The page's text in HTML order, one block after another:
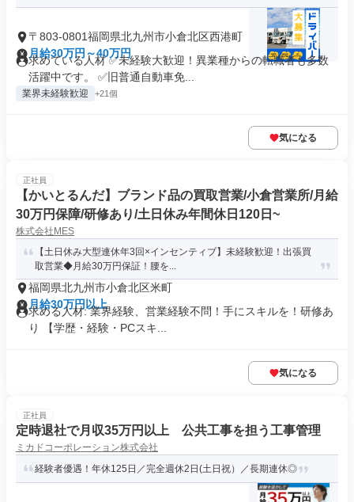
〒803-0801福岡県北九州市小倉北区西港町
月給30万円～40万円
求めている人材 ✅未経験大歓迎！異業種からの転職者も多数
活躍中です。 ✅旧普通自動車免...
業界未経験歓迎 +21個
気になる
正社員
【かいとるんだ】ブランド品の買取営業/小倉営業所/月給
30万円保障/研修あり/土日休み年間休日120日~
株式会社MES
【土日休み大型連休年3回×インセンティブ】未経験歓迎！出張買
取営業◆月給30万円保証！腰を...
福岡県北九州市小倉北区米町
月給30万円以上
求める人材: 業界経験、営業経験不問！手にスキルを！研修あ
り 【学歴・経験・PCスキ...
気になる
正社員
定時退社で月収35万円以上 公共工事を担う工事管理
ミカドコーポレーション株式会社
経験者優遇！年休125日／完全週休2日(土日祝）／長期連休◎